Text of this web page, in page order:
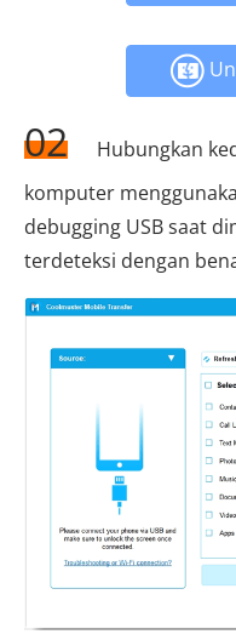
02
Hubungkan
komputer
debugging USB saat
terdeteksi dengan